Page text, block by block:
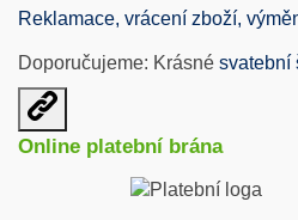
Reklamace, vrácení zboží,
Doporučujeme: Krásné svatební
Otevřit
užitečné
odkazy
Online platební brána